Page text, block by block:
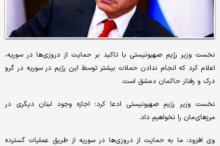
نخست وزیر رژیم صهیونیستی با تاکید بر حمایت از دروزی‌ها در سوریه،
اعلام کرد که انجام ندادن حملات بیشتر توسط این رژیم در سوریه در گرو
درک و رفتار حاکمان دمشق است.
نخست وزیر رژیم صهیونیستی ادعا کرد: اجازه وجود لبنان دیگری در
مرزهای‌مان را نخواهیم داد.
وی افزود: ما به حمایت از دروزی‌ها در سوریه از طریق عملیات گسترده